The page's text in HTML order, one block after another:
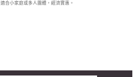
適合小家庭或多人團體，經濟實惠。